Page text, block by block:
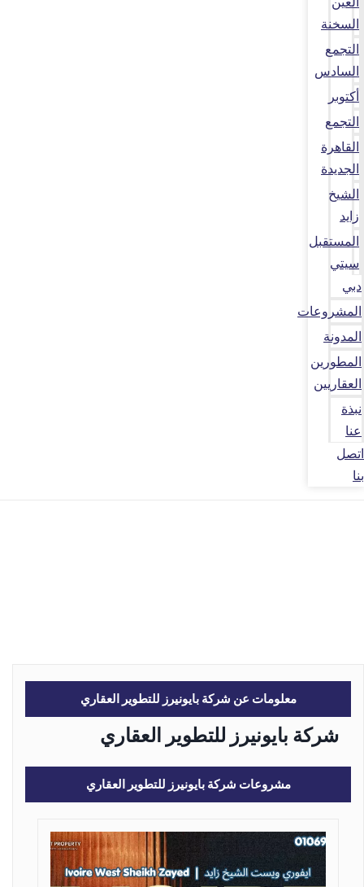
السخنة
التجمع
السادس
أكتوبر
التجمع
القاهرة
الجديدة
الشيخ
زايد
المستقبل
سيتي
دبي
المشروعات
المدونة
المطورين
العقاريين
نبذة
عنا
اتصل
بنا
معلومات عن شركة بايونيرز للتطوير العقاري
شركة بايونيرز للتطوير العقاري
مشروعات شركة بايونيرز للتطوير العقاري